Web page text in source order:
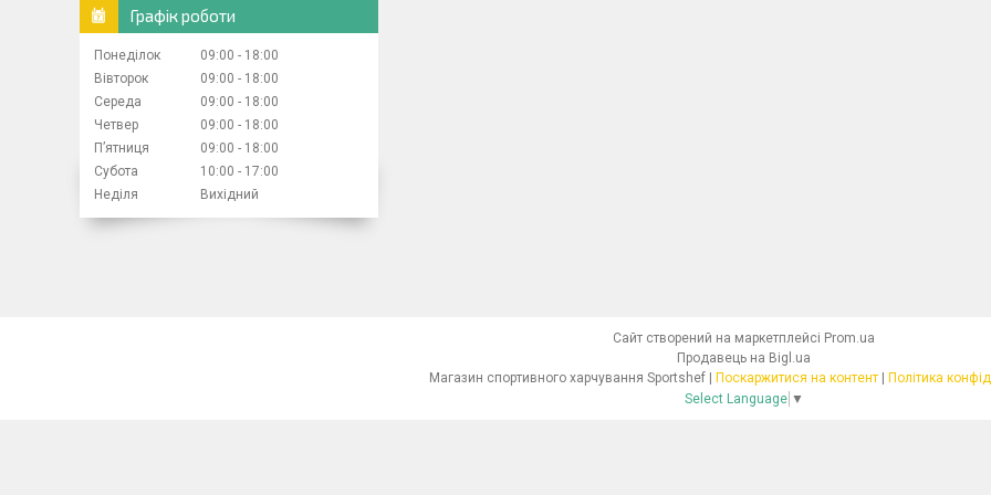
Графік роботи
Понеділок 09:00
18:00
Вівторок
09:00
18:00
Середа
09:00
18:00
Четвер
09:00
18:00
Пʼятниця
09:00
18:00
Субота
10:00
17:00
Неділя
Вихідний
Сайт створений на маркетплейсі Prom.ua
Продавець на Bigl.ua
Поскаржитися на контент
Політика
Select Language ▼